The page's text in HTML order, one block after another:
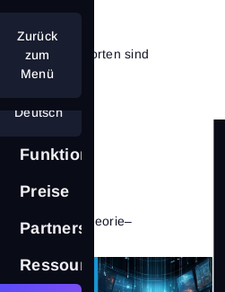
Funktionen
Preise
Partnerschaft
Ressourcen
Deutsch
Zurück
zum
Menü
einfachen Worten sind
Markttheorie–